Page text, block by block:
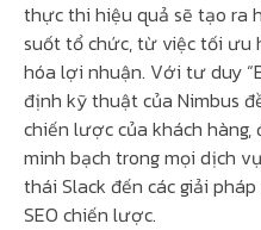
thực thi hiệu quả sẽ tạo ra
suốt tổ chức, từ việc tối ưu
hóa lợi nhuận. Với tư duy
định kỹ thuật của Nimbus
chiến lược của khách
minh bạch trong mọi dịch
thái Slack đến các giải
SEO chiến lược.